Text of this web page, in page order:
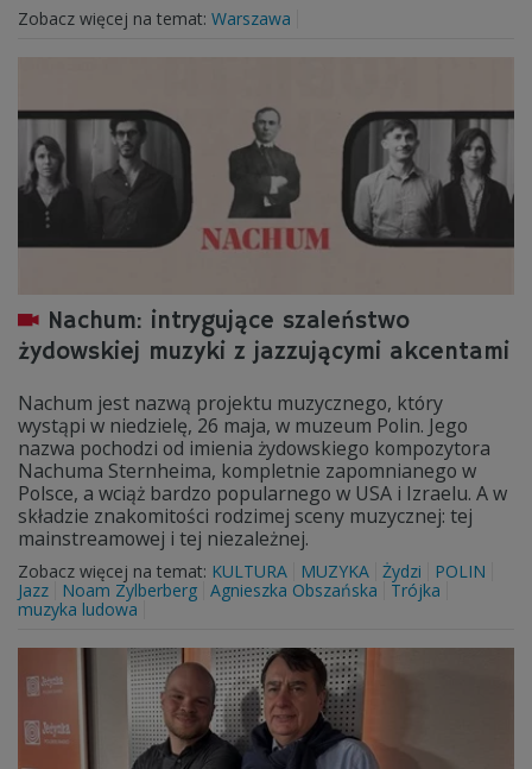
Zobacz więcej na temat: Warszawa
Nachum: intrygujące szaleństwo
żydowskiej muzyki z jazzującymi akcentami
Nachum jest nazwą projektu muzycznego, który
wystąpi w niedzielę, 26 maja, w muzeum Polin. Jego
nazwa pochodzi od imienia żydowskiego kompozytora
Nachuma Sternheima, kompletnie zapomnianego w
Polsce, a wciąż bardzo popularnego w USA i Izraelu. A w
składzie znakomitości rodzimej sceny muzycznej: tej
mainstreamowej i tej niezależnej.
Zobacz więcej na temat: KULTURA MUZYKA Żydzi
POLIN
Jazz
Noam Zylberberg Agnieszka Obszańska
Trójka
muzyka ludowa